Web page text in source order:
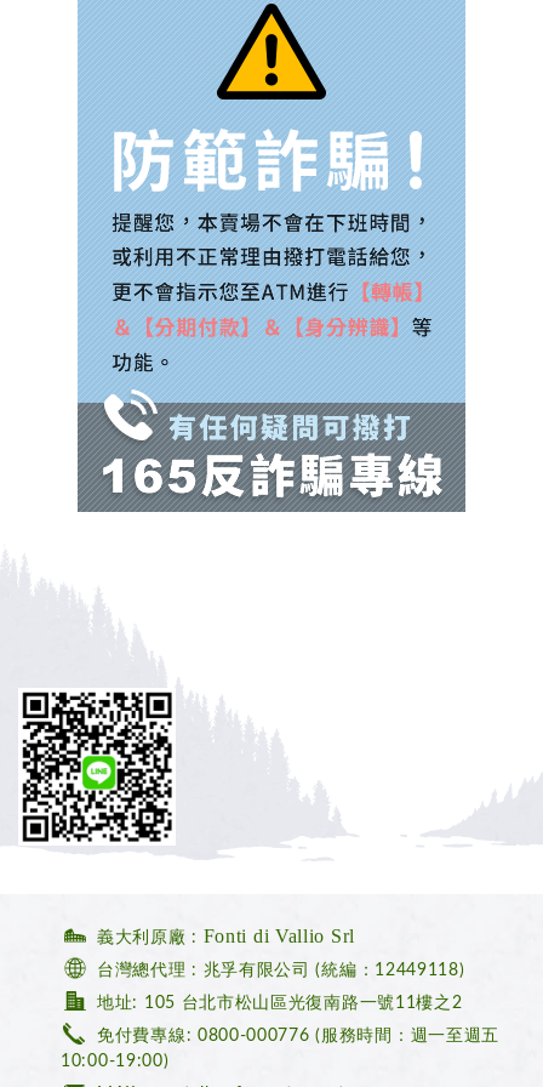
義大利原廠 : Fonti di Vallio Srl
台灣總代理 : 兆孚有限公司 (統編：12449118)
地址: 105 台北市松山區光復南路一號11樓之2
免付費專線: 0800-000776(服務時間：週一至週五
10:00-19:00)